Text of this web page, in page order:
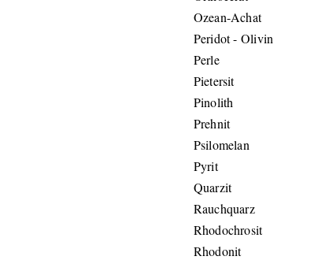
Ozean-Achat
Peridot - Olivin
Perle
Pietersit
Pinolith
Prehnit
Psilomelan
Pyrit
Quarzit
Rauchquarz
Rhodochrosit
Rhodonit